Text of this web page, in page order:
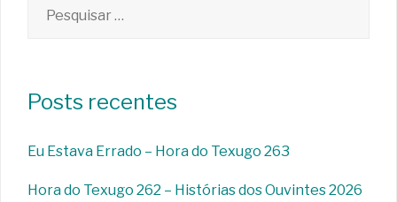
por:
Posts recentes
Eu Estava Errado – Hora do Texugo 263
Hora do Texugo 262 – Histórias dos Ouvintes 2026